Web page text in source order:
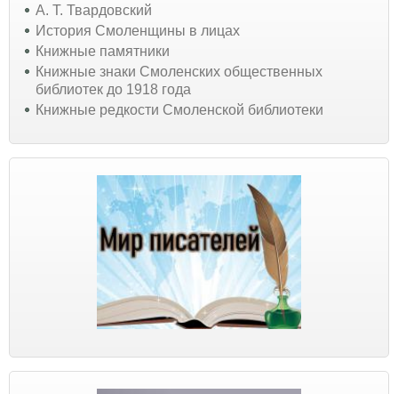
А. Т. Твардовский
История Смоленщины в лицах
Книжные памятники
Книжные знаки Смоленских общественных
библиотек до 1918 года
Книжные редкости Смоленской библиотеки